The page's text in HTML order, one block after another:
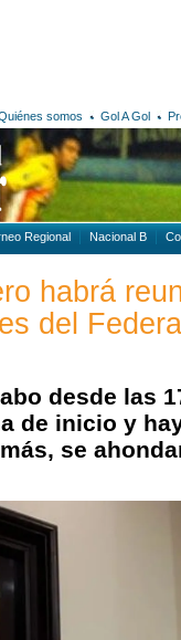
somos Gol A Gol
Regional Nacional B
habrá
del
desde las
de inicio y
se